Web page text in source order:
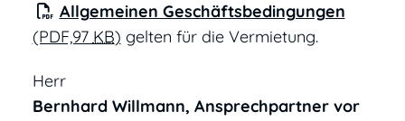
Allgemeinen Geschäftsbedingungen
(PDF,97 KB) gelten für die Vermietung.
Herr
Bernhard Willmann, Ansprechpartner vor